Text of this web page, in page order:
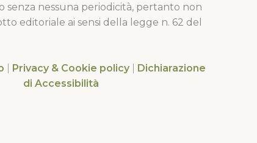
senza nessuna periodicità, pertanto non
editoriale ai sensi della legge n. 62 del
Privacy & Cookie policy
Dichiarazione
di Accessibilità